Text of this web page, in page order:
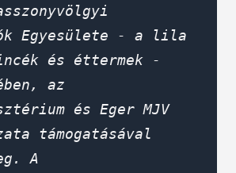
Egyesülete - a lila
és éttermek -
az
és Eger MJV
támogatásával
A